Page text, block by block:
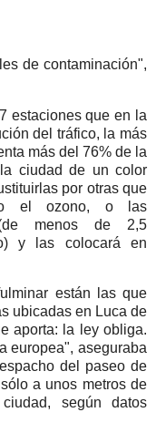
de contaminación",
estaciones que en la
del tráfico, la más
más del 76% de la
ciudad de un color
por otras que
el ozono, o las
(de menos de 2,5
y las colocará en
están las que
ubicadas en Luca de
aporta: la ley obliga.
europea", aseguraba
del paseo de
a unos metros de
según datos